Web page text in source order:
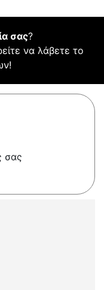
σας?
να λάβετε το
σας